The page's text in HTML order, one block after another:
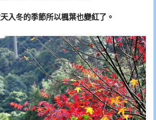
入冬的季節所以楓葉也變紅了。